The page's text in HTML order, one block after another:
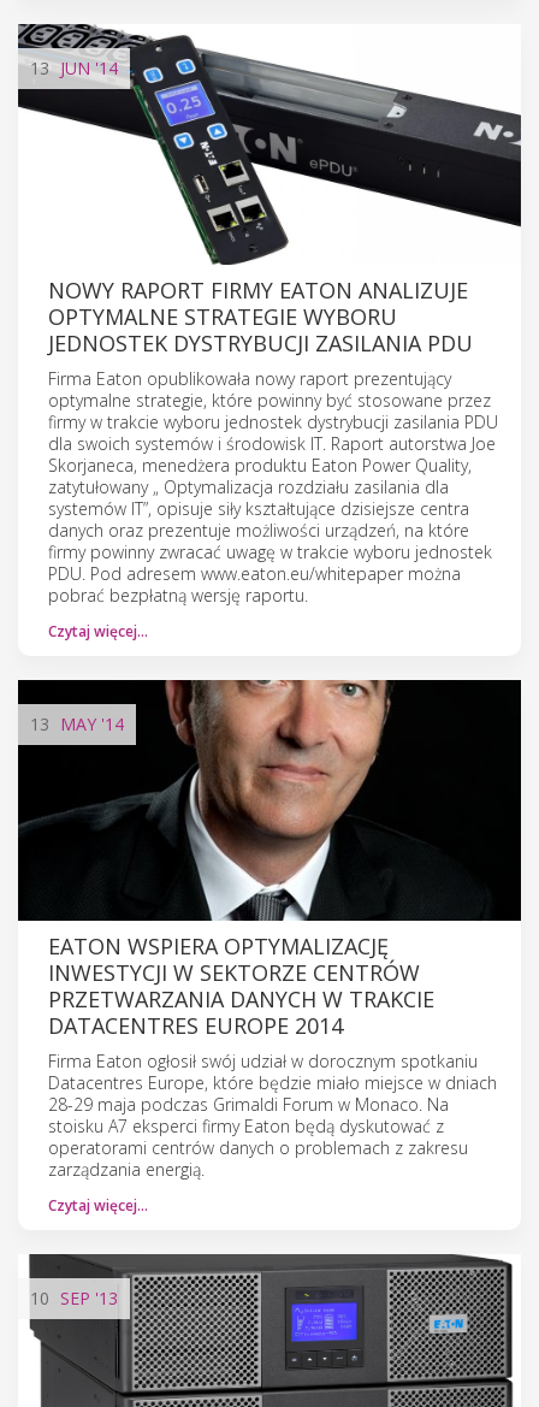
13 JUN'14
NOWY RAPORT FIRMY EATON ANALIZUJE
OPTYMALNE STRATEGIE WYBORU
JEDNOSTEK DYSTRYBUCJI ZASILANIA PDU
Firma Eaton opublikowała nowy raport prezentujący
optymalne strategie, które powinny być stosowane przez
firmy w trakcie wyboru jednostek dystrybucji zasilania PDU
dla swoich systemów i środowisk IT. Raport autorstwa Joe
Skorjaneca, menedżera produktu Eaton Power Quality,
zatytułowany „ Optymalizacja rozdziału zasilania dla
systemów IT”, opisuje siły kształtujące dzisiejsze centra
danych oraz prezentuje możliwości urządzeń, na które
firmy powinny zwracać uwagę w trakcie wyboru jednostek
PDU. Pod adresem www.eaton.eu/whitepaper można
pobrać bezpłatną wersję raportu.
Czytaj więcej…
13 MAY '14
EATON WSPIERA OPTYMALIZACJĘ
INWESTYCJI W SEKTORZE CENTRÓW
PRZETWARZANIA DANYCH W TRAKCIE
DATACENTRES EUROPE 2014
Firma Eaton ogłosił swój udział w dorocznym spotkaniu
Datacentres Europe, które będzie miało miejsce w dniach
28-29 maja podczas Grimaldi Forum w Monaco. Na
stoisku A7 eksperci firmy Eaton będą dyskutować z
operatorami centrów danych o problemach z zakresu
zarządzania energią.
Czytaj więcej…
10 SEP '13